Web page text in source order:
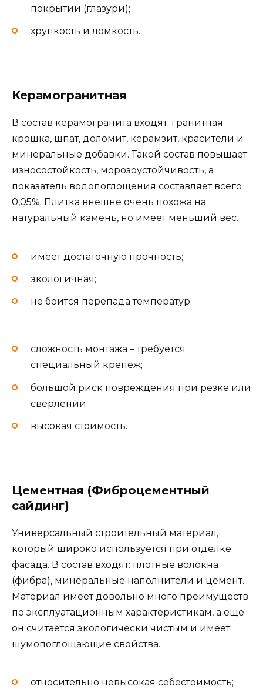
покрытии (глазури);
хрупкость и ломкость.
Керамогранитная
В состав керамогранита входят: гранитная
крошка, шпат, доломит, керамзит, красители и
минеральные добавки. Такой состав повышает
износостойкость, морозоустойчивость, а
показатель водопоглощения составляет всего
0,05%. Плитка внешне очень похожа на
натуральный камень, но имеет меньший вес.
имеет достаточную прочность;
экологичная;
не боится перепада температур.
сложность монтажа – требуется
специальный крепеж;
большой риск повреждения при резке или
сверлении;
высокая стоимость.
Цементная (Фиброцементный
сайдинг)
Универсальный строительный материал,
который широко используется при отделке
фасада. В состав входят: плотные волокна
(фибра), минеральные наполнители и цемент.
Материал имеет довольно много преимуществ
по эксплуатационным характеристикам, а еще
он считается экологически чистым и имеет
шумопоглощающие свойства.
относительно невысокая себестоимость;